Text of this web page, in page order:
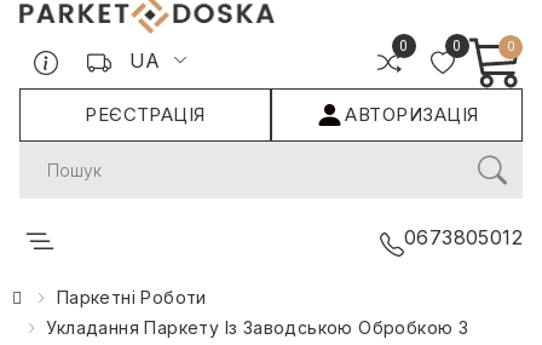
UA
0 0 0
РЕЄСТРАЦІЯ АВТОРИЗАЦІЯ
Search
0673805012
Паркетні Роботи
Укладання Паркету Із Заводською Обробкою З